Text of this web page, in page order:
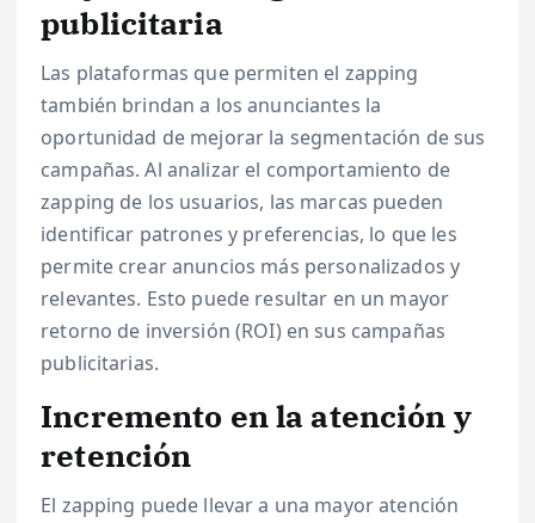
publicitaria
Las plataformas que permiten el zapping
también brindan a los anunciantes la
oportunidad de mejorar la segmentación de sus
campañas. Al analizar el comportamiento de
zapping de los usuarios, las marcas pueden
identificar patrones y preferencias, lo que les
permite crear anuncios más personalizados y
relevantes. Esto puede resultar en un mayor
retorno de inversión (ROI) en sus campañas
publicitarias.
Incremento en la atención y
retención
El zapping puede llevar a una mayor atención